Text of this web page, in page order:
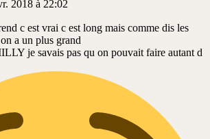
2018 à 22:02
c est vrai c est long mais comme dis les
a un plus grand
je savais pas qu on pouvait faire autant d